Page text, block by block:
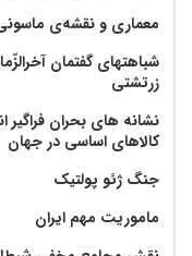
معماری و نقشه‌ی
شباهتهای گفتمان
زرتشتی
نشانه های بحران فراگیر
کالاهای اساسی در جهان
جنگ ژئو پولتیک
ماموریت مهم ایران